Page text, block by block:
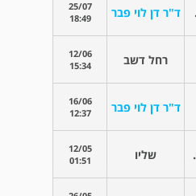
ד"ר דן לוי פבר
25/07
18:49
רחל דשב
12/06
15:34
ד"ר דן לוי פבר
16/06
12:37
לרגע! שליו
12/05
01:51